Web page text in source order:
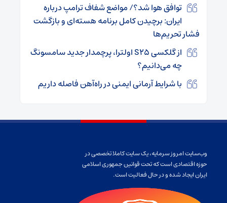
توافق هوا شد؟/ مواضع شفاف ترامپ درباره
ایران: برچیدن کامل برنامه هسته‌ای و بازگشت
فشار تحریم‌ها
از گلکسی S25 اولترا، پرچمدار جدید سامسونگ
چه می‌دانیم؟
با شرایط آرمانی ایمنی در راه‌آهن فاصله داریم
وب‌سایت امروز سرمایه، یک سایت کاملا تخصصی در
حوزه اقتصادی است که تحت قوانین جمهوری اسلامی
ایران ایجاد شده و در حال فعالیت است.